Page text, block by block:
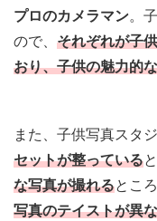
プロのカメラマン。
ので、 それぞれが子
おり、子供の魅力的
また、子供写真スタ
セットが整っている
な写真が撮れるとこ
写真のテイストが異